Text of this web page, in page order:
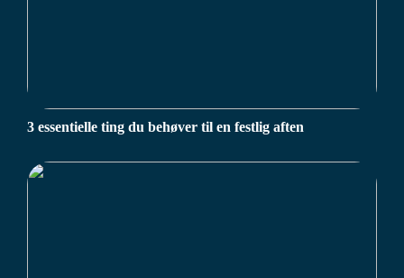
3 essentielle ting du behøver til en festlig aften